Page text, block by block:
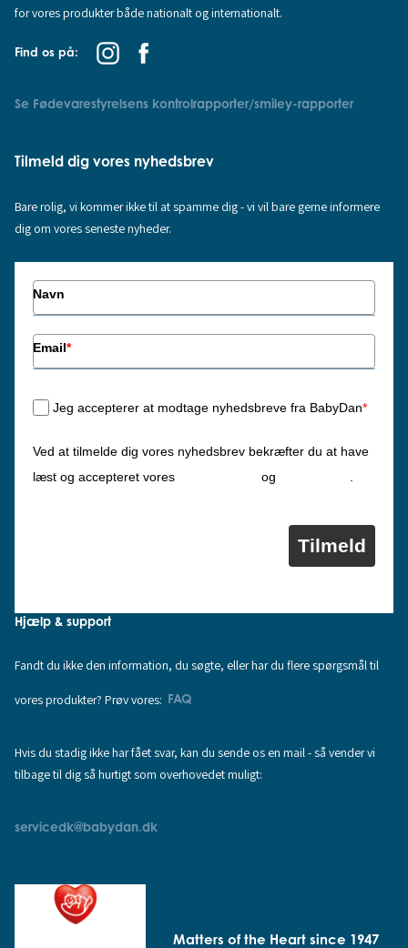
for vores produkter både nationalt og internationalt.
Find os på:
Se Fødevarestyrelsens kontrolrapporter/smiley-rapporter
Tilmeld dig vores nyhedsbrev
Bare rolig, vi kommer ikke til at spamme dig - vi vil bare gerne informere
dig om vores seneste nyheder.
Navn
Email*
Jeg accepterer at modtage nyhedsbreve fra BabyDan*
Ved at tilmelde dig vores nyhedsbrev bekræfter du at have
læst og accepteret vores
og
Tilmeld
Hjælp & support
Fandt du ikke den information, du søgte, eller har du flere spørgsmål til
vores produkter? Prøv vores: FAQ
Hvis du stadig ikke har fået svar, kan du sende os en mail - så vender vi
tilbage til dig så hurtigt som overhovedet muligt:
servicedk@babydan.dk
Matters of the Heart since 1947